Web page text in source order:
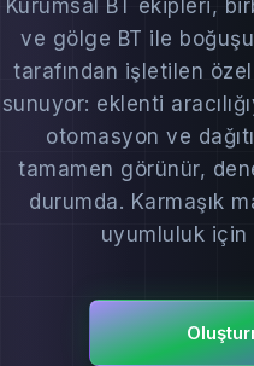
Kurumsal BT ekipleri,
ve gölge BT ile
tarafından işletilen
sunuyor: eklenti
otomasyon ve
tamamen görünür,
durumda. Karmaşık
uyumluluk